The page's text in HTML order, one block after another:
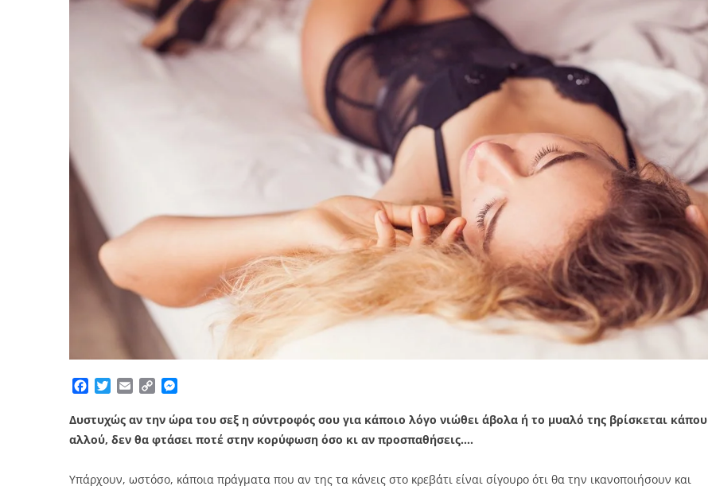
Facebook
TwitterEmailCopy
Δυστυχώς αν την ώρα του σεξ η σύντροφός σου για κάποιο λόγο νιώθει άβολα ή το μυαλό της βρίσκεται κάπου
αλλού, δεν θα φτάσει ποτέ στην κορύφωση όσο κι αν προσπαθήσεις….
Υπάρχουν, ωστόσο, κάποια πράγματα που αν της τα κάνεις στο κρεβάτι είναι σίγουρο ότι θα την ικανοποιήσουν και